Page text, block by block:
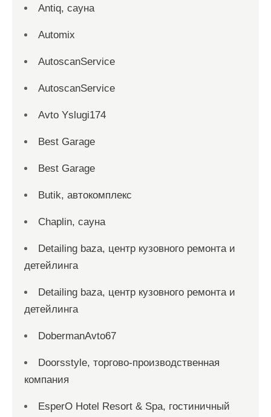
Antiq, сауна
Automix
AutoscanService
AutoscanService
Avto Yslugi174
Best Garage
Best Garage
Butik, автокомплекс
Chaplin, сауна
Detailing baza, центр кузовного ремонта и
детейлинга
Detailing baza, центр кузовного ремонта и
детейлинга
DobermanAvto67
Doorsstyle, торгово-производственная
компания
EsperO Hotel Resort & Spa, гостиничный